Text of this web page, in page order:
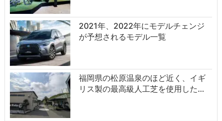
2021年、2022年にモデルチェンジ
が予想されるモデル一覧
福岡県の松原温泉のほど近く、イギ
リス製の最高級人工芝を使用した…